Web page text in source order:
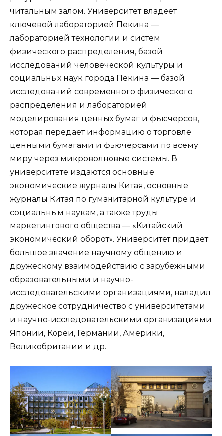
читальным залом. Университет владеет
ключевой лабораторией Пекина —
лабораторией технологии и систем
физического распределения, базой
исследований человеческой культуры и
социальных наук города Пекина — базой
исследований современного физического
распределения и лабораторией
моделирования ценных бумаг и фьючерсов,
которая передает информацию о торговле
ценными бумагами и фьючерсами по всему
миру через микроволновые системы. В
университете издаются основные
экономические журналы Китая, основные
журналы Китая по гуманитарной культуре и
социальным наукам, а также труды
маркетингового общества — «Китайский
экономический оборот». Университет придает
большое значение научному общению и
дружескому взаимодействию с зарубежными
образовательными и научно-
исследовательскими организациями, наладил
дружеское сотрудничество с университетами
и научно-исследовательскими организациями
Японии, Кореи, Германии, Америки,
Великобритании и др.